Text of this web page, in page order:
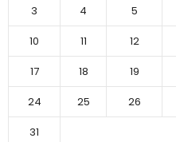
3
4 5
10
11 12
17
18 19
24
25 26
31